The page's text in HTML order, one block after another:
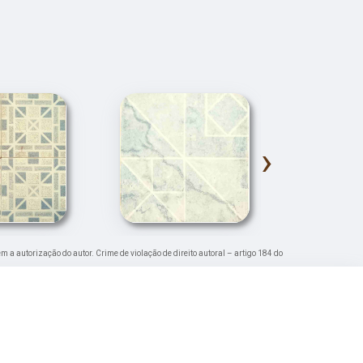
›
a autorização do autor. Crime de violação de direito autoral – artigo 184 do